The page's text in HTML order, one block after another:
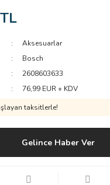
Aksesuarlar
Bosch
2608603633
76,99 EUR + KDV
taksitlerle!
Gelince Haber Ver